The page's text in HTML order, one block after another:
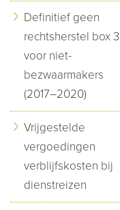
Definitief geen
rechtsherstel box 3
voor niet-
bezwaarmakers
(2017–2020)
Vrijgestelde
vergoedingen
verblijfskosten bij
dienstreizen